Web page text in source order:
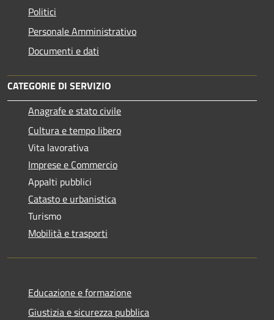
Politici
Personale Amministrativo
Documenti e dati
CATEGORIE DI SERVIZIO
Anagrafe e stato civile
Cultura e tempo libero
Vita lavorativa
Imprese e Commercio
Appalti pubblici
Catasto e urbanistica
Turismo
Mobilità e trasporti
Educazione e formazione
Giustizia e sicurezza pubblica